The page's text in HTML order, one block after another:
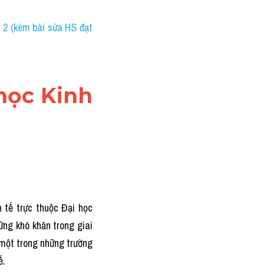
(kèm bài sửa HS đạt
Kinh
tế trực thuộc Đại học
khó khăn trong giai
trong những trường